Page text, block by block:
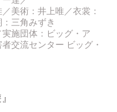
美術：井上唯／衣裳：
三角みずき
施団体：ビッグ・ア
交流センター ビッグ・